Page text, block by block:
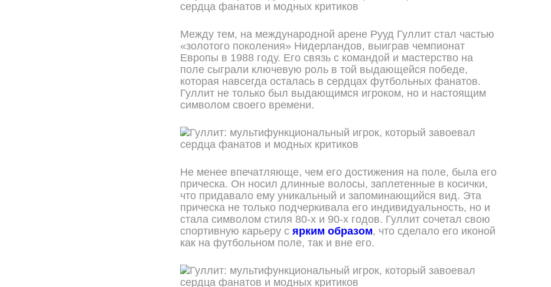
Между тем, на международной арене Рууд Гуллит стал частью
«золотого поколения» Нидерландов, выиграв чемпионат
Европы в 1988 году. Его связь с командой и мастерство на
поле сыграли ключевую роль в той выдающейся победе,
которая навсегда осталась в сердцах футбольных фанатов.
Гуллит не только был выдающимся игроком, но и настоящим
символом своего времени.
Не менее впечатляюще, чем его достижения на поле, была его
прическа. Он носил длинные волосы, заплетенные в косички,
что придавало ему уникальный и запоминающийся вид. Эта
прическа не только подчеркивала его индивидуальность, но и
стала символом стиля 80-х и 90-х годов. Гуллит сочетал свою
спортивную карьеру с ярким образом, что сделало его иконой
как на футбольном поле, так и вне его.